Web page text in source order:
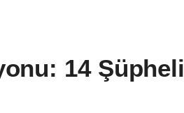
14 Şüpheli